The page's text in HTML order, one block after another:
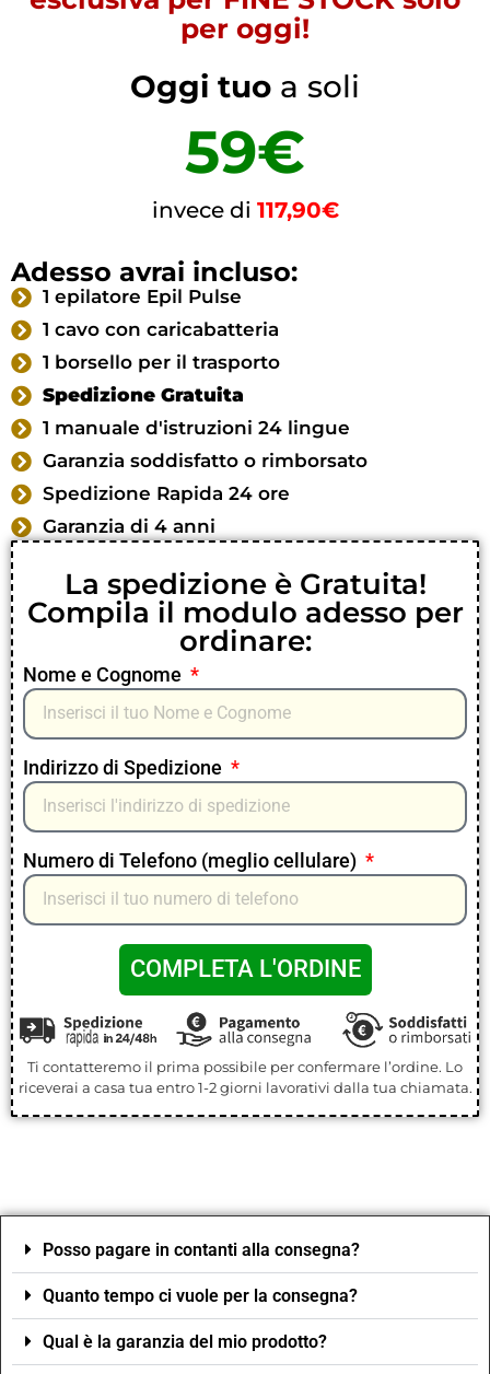
per oggi!
Oggi tuo a soli
59€
invece di 117,90€
Adesso avrai incluso:
1 epilatore Epil Pulse
1 cavo con caricabatteria
1 borsello per il trasporto
Spedizione Gratuita
1 manuale d'istruzioni 24 lingue
Garanzia soddisfatto o rimborsato
Spedizione Rapida 24 ore
Garanzia di 4 anni
La spedizione è Gratuita!
Compila il modulo adesso per
ordinare:
Nome e Cognome
Indirizzo di Spedizione
Numero di Telefono (meglio cellulare)
COMPLETA L'ORDINE
Ti contatteremo il prima possibile per confermare l’ordine. Lo
riceverai a casa tua entro 1-2 giorni lavorativi dalla tua chiamata.
Posso pagare in contanti alla consegna?
Quanto tempo ci vuole per la consegna?
Qual è la garanzia del mio prodotto?